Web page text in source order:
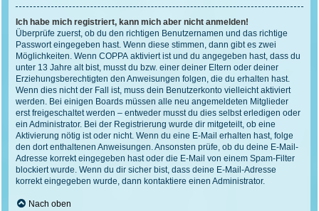
Ich habe mich registriert, kann mich aber nicht anmelden!
Überprüfe zuerst, ob du den richtigen Benutzernamen und das richtige
Passwort eingegeben hast. Wenn diese stimmen, dann gibt es zwei
Möglichkeiten. Wenn COPPA aktiviert ist und du angegeben hast, dass du
unter 13 Jahre alt bist, musst du bzw. einer deiner Eltern oder deiner
Erziehungsberechtigten den Anweisungen folgen, die du erhalten hast.
Wenn dies nicht der Fall ist, muss dein Benutzerkonto vielleicht aktiviert
werden. Bei einigen Boards müssen alle neu angemeldeten Mitglieder
erst freigeschaltet werden – entweder musst du dies selbst erledigen oder
ein Administrator. Bei der Registrierung wurde dir mitgeteilt, ob eine
Aktivierung nötig ist oder nicht. Wenn du eine E-Mail erhalten hast, folge
den dort enthaltenen Anweisungen. Ansonsten prüfe, ob du deine E-Mail-
Adresse korrekt eingegeben hast oder die E-Mail von einem Spam-Filter
blockiert wurde. Wenn du dir sicher bist, dass deine E-Mail-Adresse
korrekt eingegeben wurde, dann kontaktiere einen Administrator.
Nach oben